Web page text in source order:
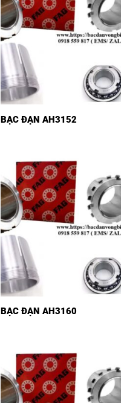
BẠC ĐẠN AH3152
BẠC ĐẠN AH3160